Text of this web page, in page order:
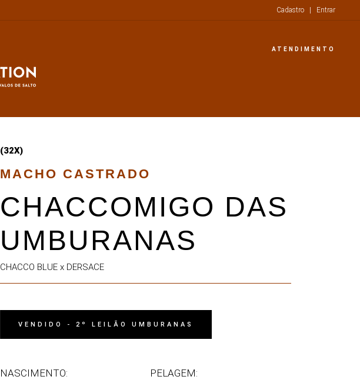
Cadastro | Entrar
ATENDIMENTO
(32X)
MACHO CASTRADO
CHACCOMIGO DAS
UMBURANAS
CHACCO BLUE x DERSACE
VENDIDO - 2º LEILÃO UMBURANAS
NASCIMENTO:
PELAGEM: